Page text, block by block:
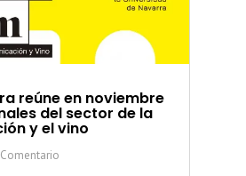
reúne en noviembre
del sector de la
y el vino